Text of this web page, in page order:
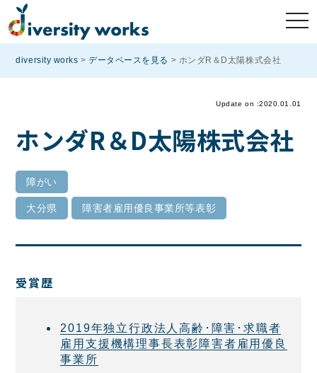
diversity works >データベースを見る > ホンダR＆D太陽株式会社
Update on :2020.01.01
ホンダR＆D太陽株式会社
障がい
大分県 障害者雇用優良事業所等表彰
受賞歴
2019年独立行政法人高齢･障害･求職者
雇用支援機構理事長表彰障害者雇用優良
事業所